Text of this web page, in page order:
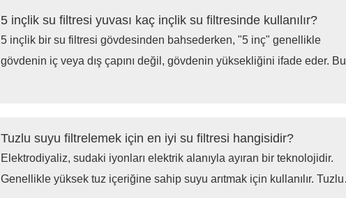
5 inçlik su filtresi yuvası kaç inçlik su filtresinde kullanılır?
5 inçlik bir su filtresi gövdesinden bahsederken, "5 inç" genellikle
gövdenin iç veya dış çapını değil, gövdenin yüksekliğini ifade eder. Bu
Tuzlu suyu filtrelemek için en iyi su filtresi hangisidir?
Elektrodiyaliz, sudaki iyonları elektrik alanıyla ayıran bir teknolojidir.
Genellikle yüksek tuz içeriğine sahip suyu arıtmak için kullanılır. Tuzlu